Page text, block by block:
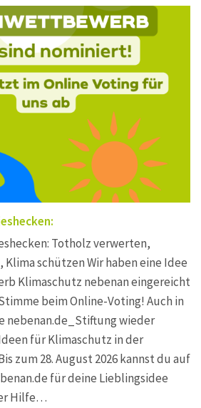
Totholz verwerten,
schützen Wir haben eine Idee
Klimaschutz nebenan eingereicht
beim Online-Voting! Auch in
nebenan.de_Stiftung wieder
für Klimaschutz in der
zum 28. August 2026 kannst du auf
für deine Lieblingsidee
Hilfe…